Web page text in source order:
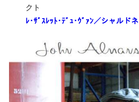
クト
ﾚ･ｻﾞｽﾚｯﾄ･ﾃﾞｭ･ｳﾞｧﾝ／シャルドネ